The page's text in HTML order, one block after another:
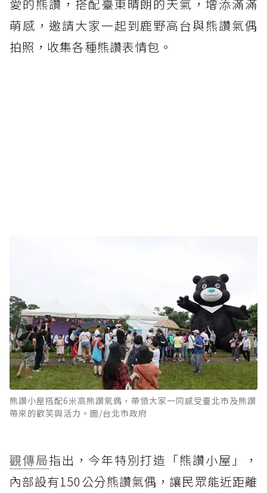
愛的熊讚，搭配臺東晴朗的天氣，增添滿滿
萌感，邀請大家一起到鹿野高台與熊讚氣偶
拍照，收集各種熊讚表情包。
熊讚小屋搭配6米高熊讚氣偶，帶領大家一同感受臺北市及熊讚
帶來的歡笑與活力。圖/台北市政府
觀傳局指出，今年特別打造「熊讚小屋」，
內部設有150公分熊讚氣偶，讓民眾能近距離